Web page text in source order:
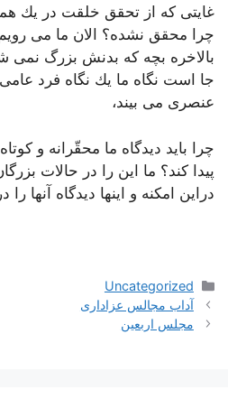
غایتی كه از تحقق خلقت در یك
چرا محقق نشده؟ الان ما می
بالاخره بچه كه بدنش بزرگ نمی
جا است نگاه ما یك نگاه فرد
عنصری می بیند،
چرا باید دیدگاه ما محقّرانه و
پیدا كند؟ ما این را در حالات
دراین امكنه و اینها دیدگاه آنها
دسته‌ها
Uncategorized
ناوبری
نوشته‌ها
آداب مجالس عزاداری
مجلس اربعین